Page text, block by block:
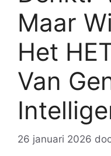
Maar
Het
Van
26 januari 2026